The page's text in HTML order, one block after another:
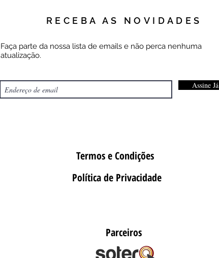
RECEBA AS NOVIDADES
Faça parte da nossa lista de emails e não perca nenhuma
atualização.
Assine Já
Termos e Condições
Política de Privacidade
Parceiros